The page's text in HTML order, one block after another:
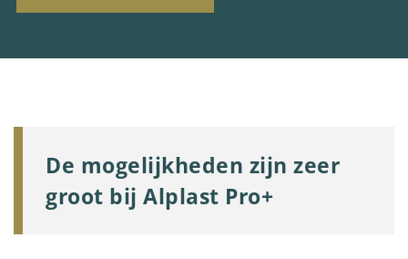
De mogelijkheden zijn zeer
groot bij Alplast Pro+